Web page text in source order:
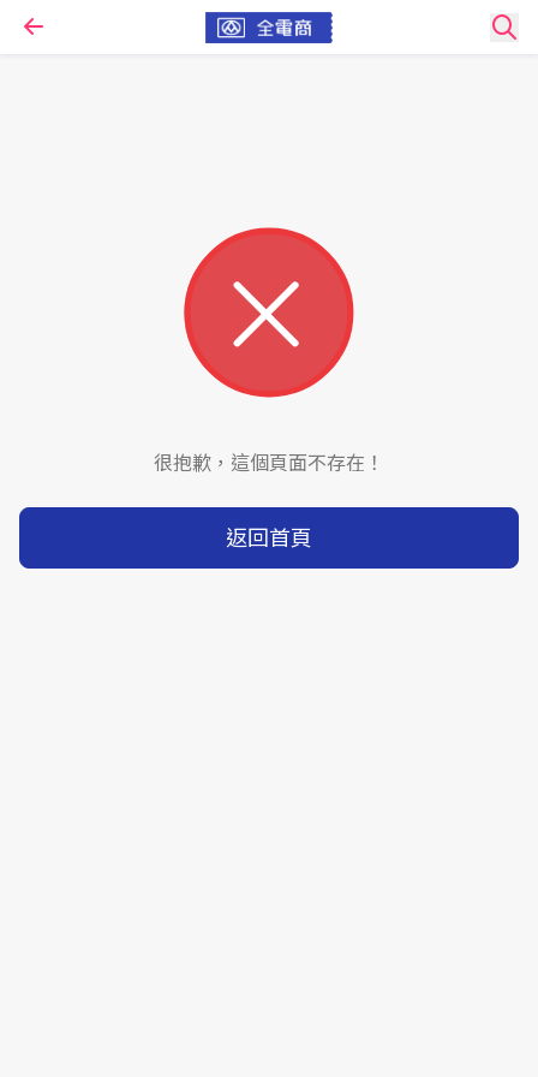
很抱歉，這個頁面不存在！
返回首頁